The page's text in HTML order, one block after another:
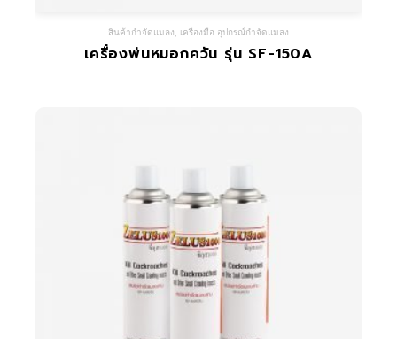
สินค้ากำจัดแมลง เครื่องมือ อุปกรณ์กำจัดแมลง
เครื่องพ่นหมอกควัน รุ่น SF-150A